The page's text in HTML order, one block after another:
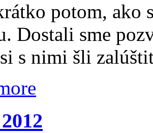
potom, ako
Dostali sme
s nimi šli